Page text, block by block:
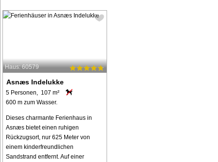
Haus: 60579
Asnæs Indelukke
5 Personen, 107 m²
600 m zum Wasser.
Dieses charmante Ferienhaus in
Asnæs bietet einen ruhigen
Rückzugsort, nur 625 Meter von
einem kinderfreundlichen
Sandstrand entfernt. Auf einer